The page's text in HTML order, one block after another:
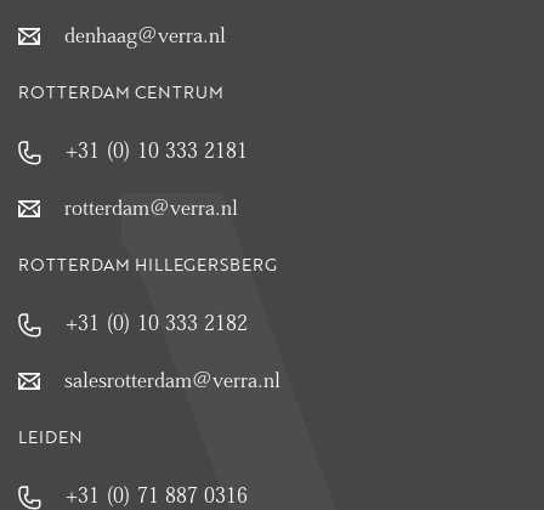
denhaag@verra.nl
ROTTERDAM CENTRUM
+31 (0) 10 333 2181
rotterdam@verra.nl
ROTTERDAM HILLEGERSBERG
+31 (0) 10 333 2182
salesrotterdam@verra.nl
LEIDEN
+31 (0) 71 887 0316